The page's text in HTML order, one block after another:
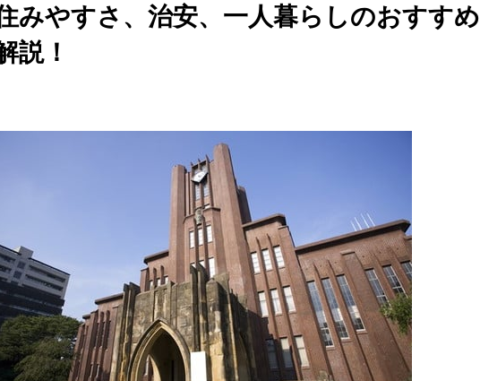
みやすさ、治安、一人暮らしのおすすめ
説！